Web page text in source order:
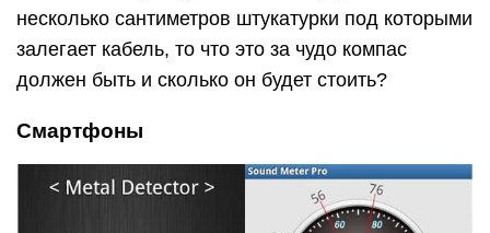
несколько сантиметров штукатурки под которыми
залегает кабель, то что это за чудо компас
должен быть и сколько он будет стоить?
Смартфоны